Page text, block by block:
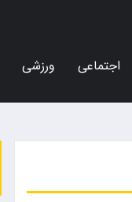
اجتماعی ورزشی